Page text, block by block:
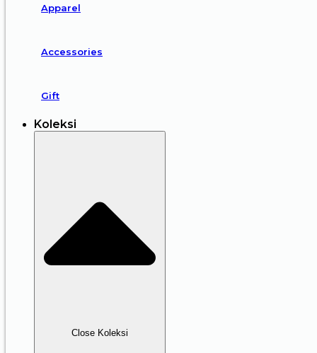
Apparel
Accessories
Gift
Koleksi
Close Koleksi